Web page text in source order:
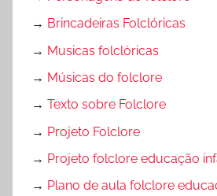
→ Brincadeiras Folclóricas
→ Musicas folclóricas
→ Músicas do folclore
→ Texto sobre Folclore
→ Projeto Folclore
→ Projeto folclore educação
→ Plano de aula folclore